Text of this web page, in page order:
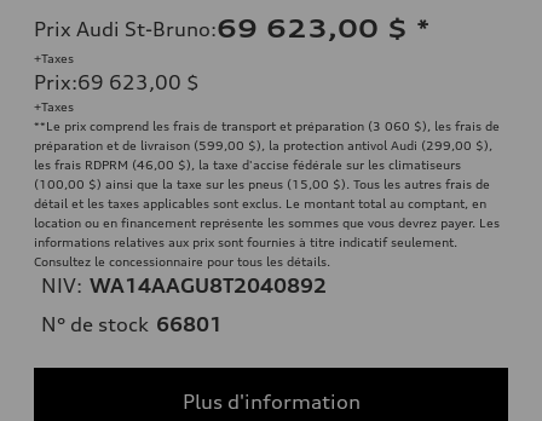
Prix Audi St-Bruno:69 623,00 $ *
+Taxes
Prix:69 623,00 $
+Taxes
**Le prix comprend les frais de transport et préparation (3 060 $), les frais de
préparation et de livraison (599,00 $), la protection antivol Audi (299,00 $),
les frais RDPRM (46,00 $), la taxe d'accise fédérale sur les climatiseurs
(100,00 $) ainsi que la taxe sur les pneus (15,00 $). Tous les autres frais de
détail et les taxes applicables sont exclus. Le montant total au comptant, en
location ou en financement représente les sommes que vous devrez payer. Les
informations relatives aux prix sont fournies à titre indicatif seulement.
Consultez le concessionnaire pour tous les détails.
NIV: WA14AAGU8T2040892
N° de stock 66801
Plus d'information